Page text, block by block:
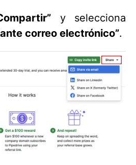
y selecciona
correo electrónico”.